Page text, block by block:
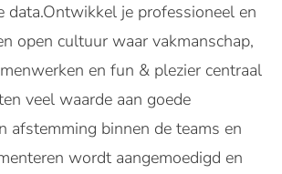
data.Ontwikkel je professioneel en
open cultuur waar vakmanschap,
en fun & plezier centraal
veel waarde aan goede
afstemming binnen de teams en
wordt aangemoedigd en